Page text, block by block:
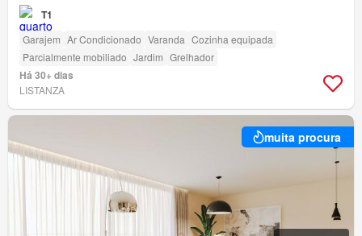
T1
Garajem Ar Condicionado Varanda Cozinha equipada
Parcialmente mobiliado Jardim Grelhador
Há 30+ dias
LISTANZA
muita procura